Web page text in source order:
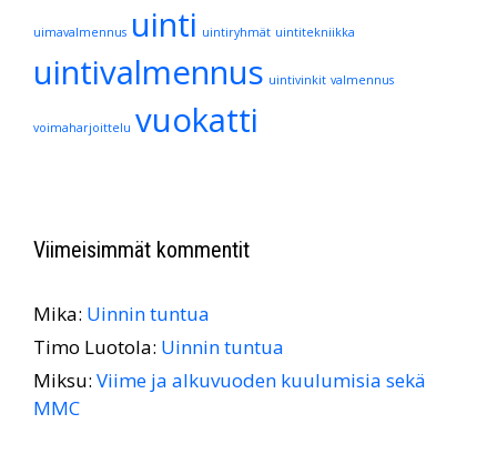
uimavalmennus uinti uintiryhmät uintitekniikka
uintivalmennus uintivinkit valmennus
voimaharjoittelu vuokatti
Viimeisimmät kommentit
Mika: Uinnin tuntua
Timo Luotola: Uinnin tuntua
Miksu: Viime ja alkuvuoden kuulumisia sekä
MMC